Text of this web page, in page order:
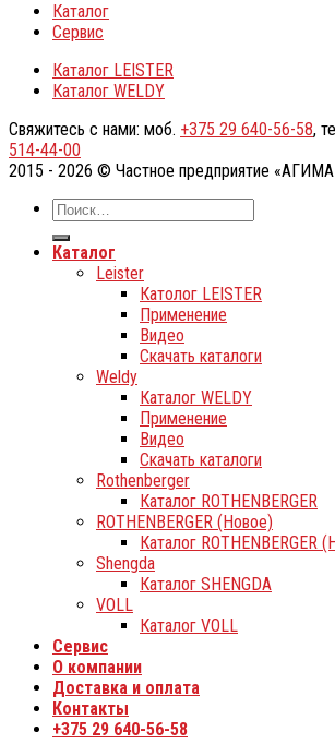
Каталог
Сервис
Каталог LEISTER
Каталог WELDY
Свяжитесь с нами: моб. +375 29 640-56-58,
514-44-00
2015 - 2026 © Частное предприятие
Каталог
Leister
Католог LEISTER
Применение
Видео
Скачать каталоги
Weldy
Каталог WELDY
Применение
Видео
Скачать каталоги
Rothenberger
Каталог ROTHENBERGER
ROTHENBERGER (Новое)
Каталог ROTHENBERGER
Shengda
Каталог SHENGDA
VOLL
Каталог VOLL
Сервис
О компании
Доставка и оплата
Контакты
+375 29 640-56-58